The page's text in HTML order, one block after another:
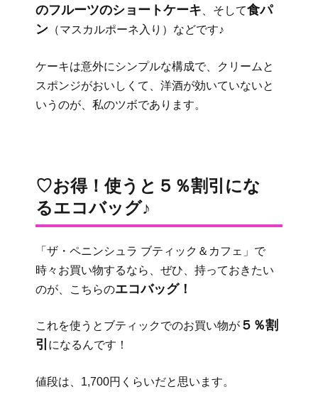
のフルーツのショートケーキ 、そして食パ
ン （マスカルポーネ入り）などです♪
ケーキは意外にシンプルな構成で、クリームと
スポンジがおいしくて、洋酒が効いていないと
いうのが、私のツボであります。
♡お得！使うと５％割引にな
るエコバッグ♪
「ザ・ペニンシュラ ブティック＆カフェ」で
時々お買い物するなら、ぜひ、持っておきたい
のが、こちらのエコバッグ！
これを使うとブティックでのお買い物が ５％割
引 になるんです！
値段は、1,700円くらいだと思います。